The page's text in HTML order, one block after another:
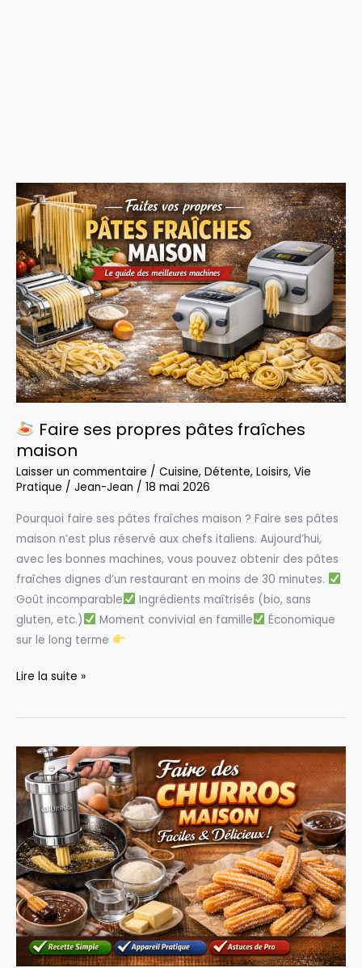
Faire ses propres pâtes fraîches
maison
Laisser un commentaire / Cuisine, Détente, Loisirs, Vie
Pratique / Jean-Jean / 18 mai 2026
Pourquoi faire ses pâtes fraîches maison ? Faire ses pâtes
maison n’est plus réservé aux chefs italiens. Aujourd’hui,
avec les bonnes machines, vous pouvez obtenir des pâtes
fraîches dignes d’un restaurant en moins de 30 minutes.
Goût incomparable
Ingrédients maîtrisés (bio, sans
gluten, etc.)
Moment convivial en famille
Économique
sur le long terme
ses
pâtes
fraîches
maison
Lire la suite »